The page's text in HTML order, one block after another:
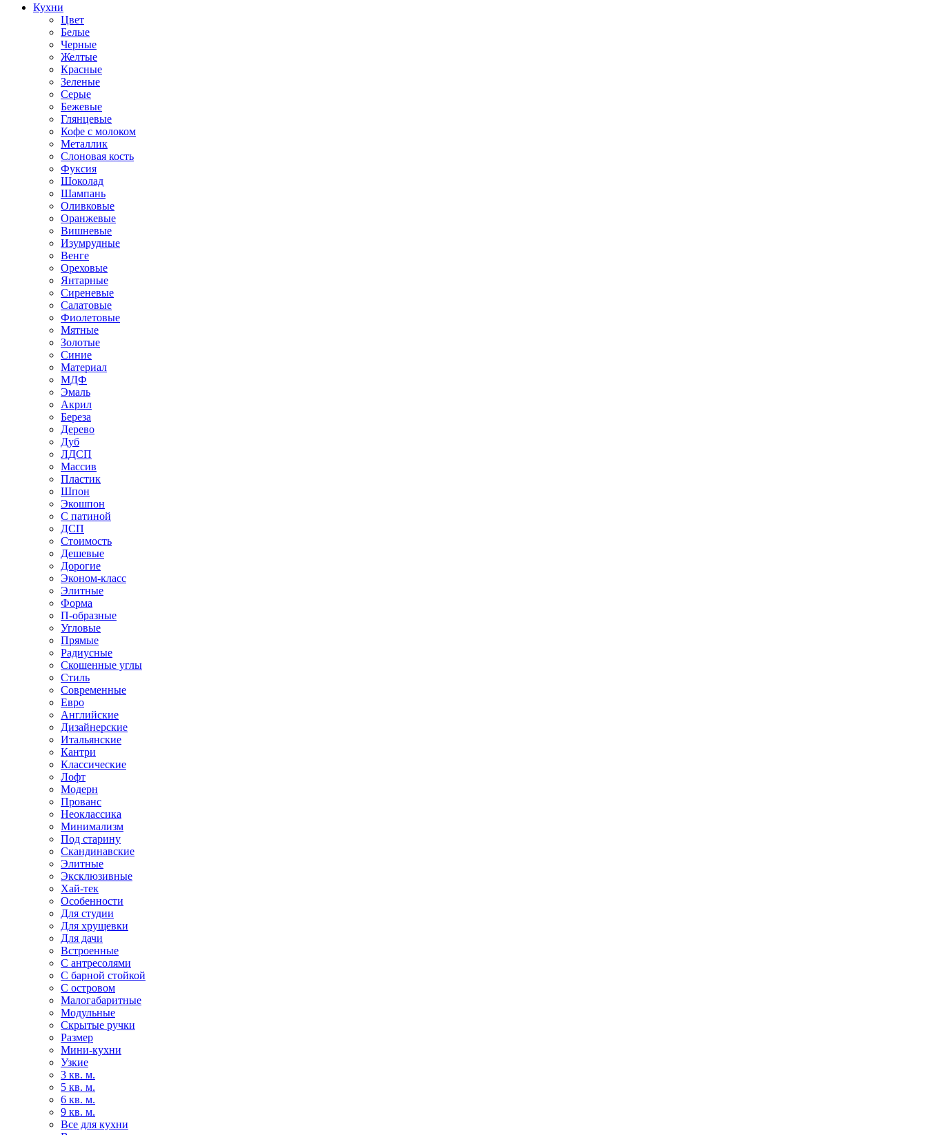
Кухни
Цвет
Белые
Черные
Желтые
Красные
Зеленые
Серые
Бежевые
Глянцевые
Кофе с молоком
Металлик
Слоновая кость
Фуксия
Шоколад
Шампань
Оливковые
Оранжевые
Вишневые
Изумрудные
Венге
Ореховые
Янтарные
Сиреневые
Салатовые
Фиолетовые
Мятные
Золотые
Синие
Материал
МДФ
Эмаль
Акрил
Береза
Дерево
Дуб
ЛДСП
Массив
Пластик
Шпон
Экошпон
С патиной
ДСП
Стоимость
Дешевые
Дорогие
Эконом-класс
Элитные
Форма
П-образные
Угловые
Прямые
Радиусные
Скошенные углы
Стиль
Современные
Евро
Английские
Дизайнерские
Итальянские
Кантри
Классические
Лофт
Модерн
Прованс
Неоклассика
Минимализм
Под старину
Скандинавские
Элитные
Эксклюзивные
Хай-тек
Особенности
Для студии
Для хрущевки
Для дачи
Встроенные
С антресолями
С барной стойкой
С островом
Малогабаритные
Модульные
Скрытые ручки
Размер
Мини-кухни
Узкие
3 кв. м.
5 кв. м.
6 кв. м.
9 кв. м.
Все для кухни